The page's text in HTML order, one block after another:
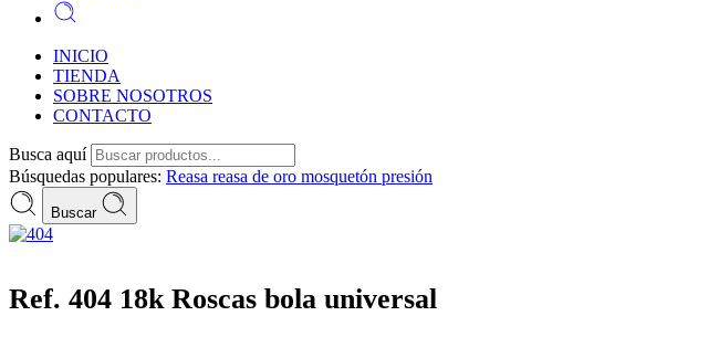
INICIO
TIENDA
SOBRE NOSOTROS
CONTACTO
Busca aquí
Búsquedas populares: Reasa reasa de oro mosquetón presión
Buscar
Ref. 404 18k Roscas bola universal